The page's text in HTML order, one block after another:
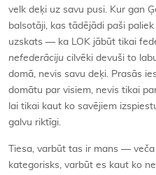
velk deķi uz savu pusi. Kur gan
balsotāji, kas tādējādi paši
uzskats — ka LOK jābūt tikai
nefederāciju cilvēki devuši to
domā, nevis savu deķi. Prasās
domātu par visiem, nevis tikai
lai tikai kaut ko savējiem
galvu riktīgi.
Tiesa, varbūt tas ir mans —
kategorisks, varbūt es kaut ko